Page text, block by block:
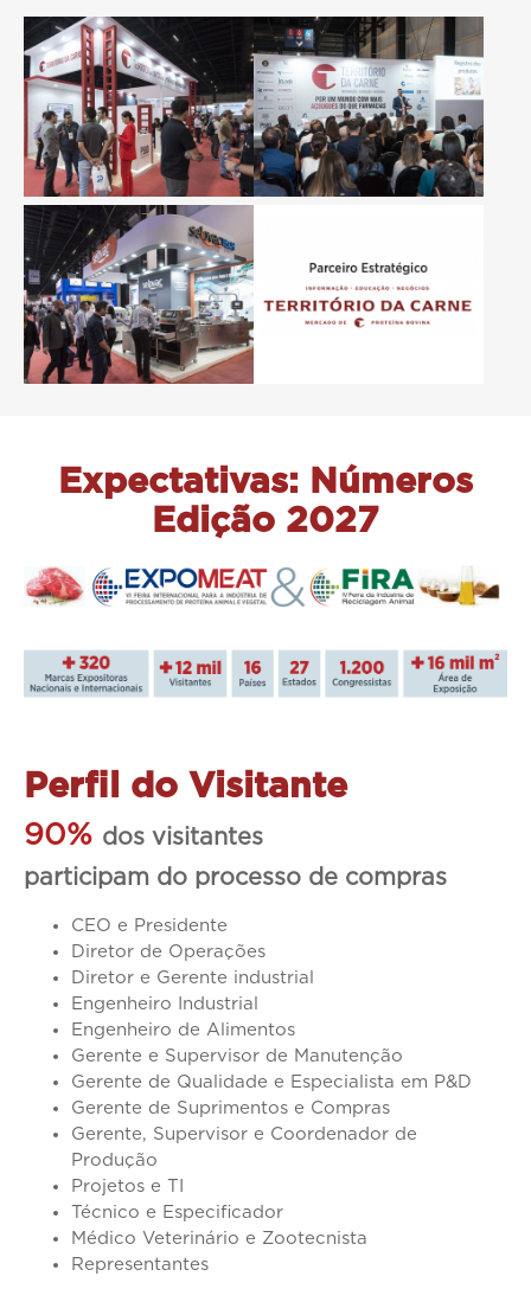
Expectativas: Números
Edição 2027
Perfil do Visitante
90% dos visitantes
participam do processo de compras
CEO e Presidente
Diretor de Operações
Diretor e Gerente industrial
Engenheiro Industrial
Engenheiro de Alimentos
Gerente e Supervisor de Manutenção
Gerente de Qualidade e Especialista em P&D
Gerente de Suprimentos e Compras
Gerente, Supervisor e Coordenador de
Produção
Projetos e TI
Técnico e Especificador
Médico Veterinário e Zootecnista
Representantes